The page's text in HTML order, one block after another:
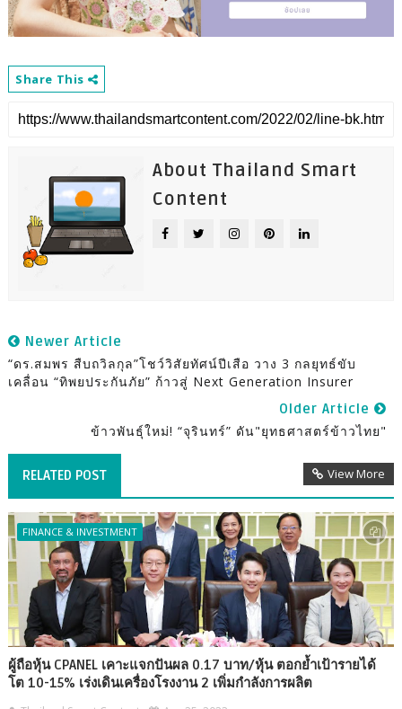
Share This
About Thailand Smart
Content
Newer Article
“ดร.สมพร สืบถวิลกุล”โชว์วิสัยทัศน์ปีเสือ วาง 3 กลยุทธ์ขับ
เคลื่อน “ทิพยประกันภัย” ก้าวสู่ Next Generation Insurer
Older Article
ข้าวพันธุ์ใหม่! “จุรินทร์” ดัน"ยุทธศาสตร์ข้าวไทย"
RELATED POST View More
FINANCE & INVESTMENT
ผู้ถือหุ้น CPANEL เคาะแจกปันผล 0.17 บาท/หุ้น ตอกย้ำเป้ารายได้
โต 10-15% เร่งเดินเครื่องโรงงาน 2 เพิ่มกำลังการผลิต